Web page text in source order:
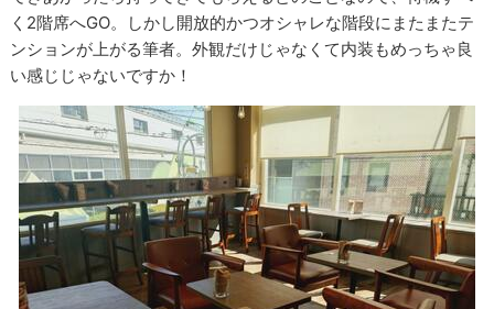
く2階席へGO。しかし開放的かつオシャレな階段にまたまたテ
ンションが上がる筆者。外観だけじゃなくて内装もめっちゃ良
い感じじゃないですか！